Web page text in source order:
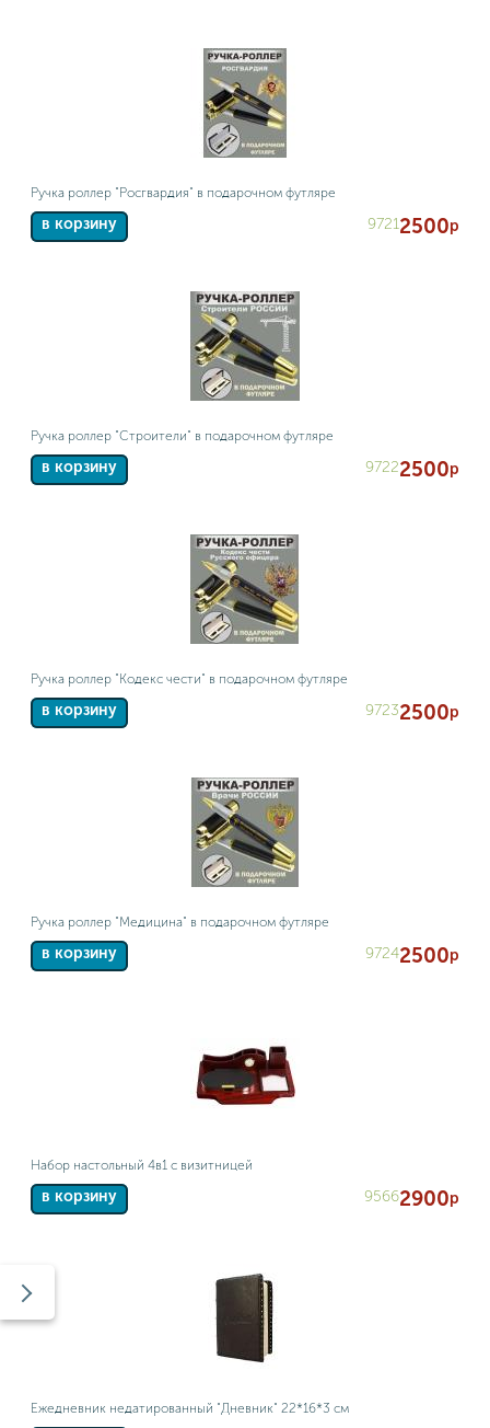
Ручка роллер "Росгвардия" в подарочном футляре
в корзину 97212500р
Ручка роллер "Строители" в подарочном футляре
в корзину 97222500р
Ручка роллер "Кодекс чести" в подарочном футляре
в корзину 97232500р
Ручка роллер "Медицина" в подарочном футляре
в корзину 97242500р
Набор настольный 4в1 с визитницей
в корзину 95662900р
Ежедневник недатированный "Дневник" 22*16*3 см